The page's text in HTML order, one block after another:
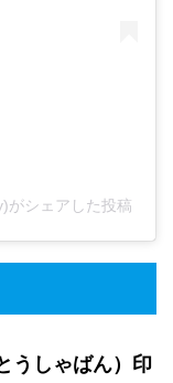
がシェアした投稿
うしゃばん）印